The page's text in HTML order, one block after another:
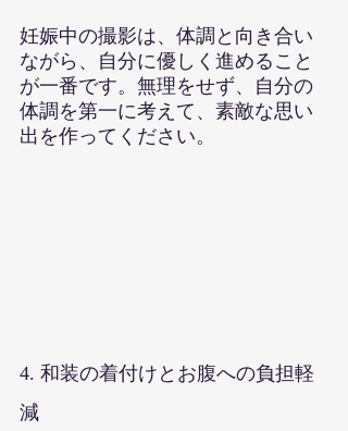
妊娠中の撮影は、体調と向き合い
ながら、自分に優しく進めること
が一番です。無理をせず、自分の
体調を第一に考えて、素敵な思い
出を作ってください。
4. 和装の着付けとお腹への負担軽
減